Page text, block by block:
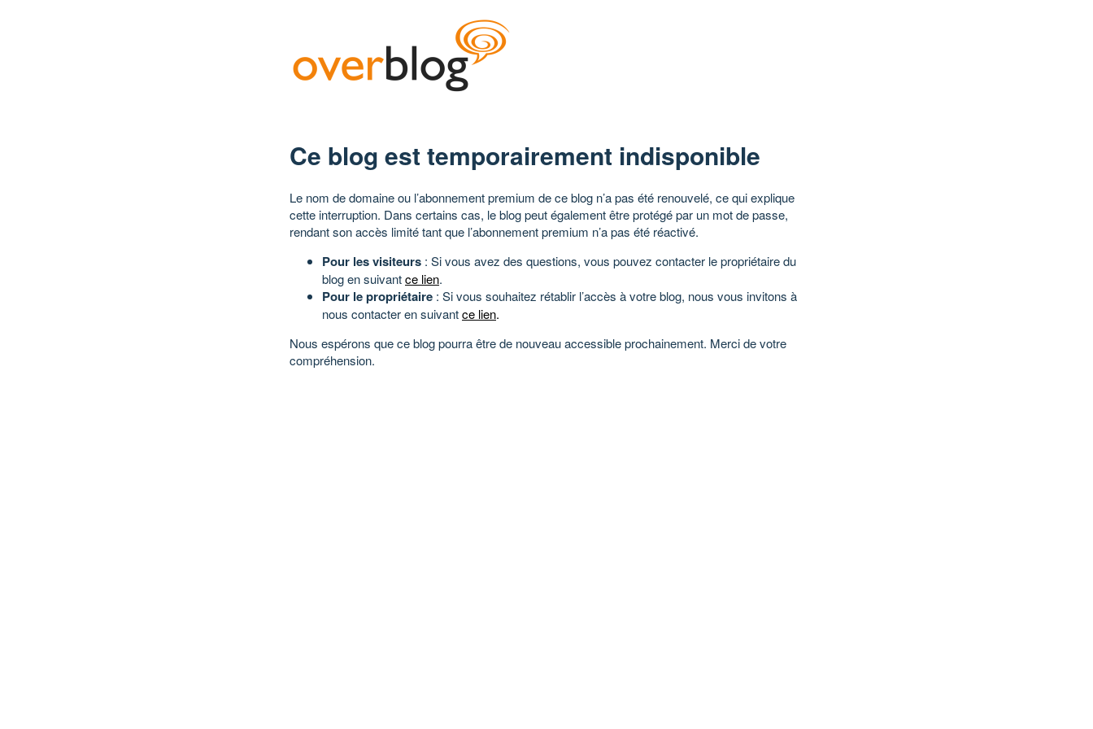
Ce blog est temporairement indisponible
Le nom de domaine ou l’abonnement premium de ce blog n’a pas été renouvelé, ce qui explique
cette interruption. Dans certains cas, le blog peut également être protégé par un mot de passe,
rendant son accès limité tant que l’abonnement premium n’a pas été réactivé.
Pour les visiteurs : Si vous avez des questions, vous pouvez contacter le propriétaire du
blog en suivantce lien.
Pour le propriétaire : Si vous souhaitez rétablir l’accès à votre blog, nous vous invitons à
nous contacter en suivantce lien.
Nous espérons que ce blog pourra être de nouveau accessible prochainement. Merci de votre
compréhension.